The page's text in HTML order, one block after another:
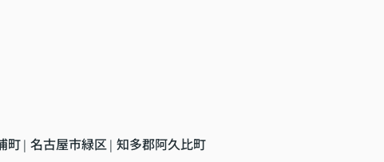
町 | 名古屋市緑区 | 知多郡阿久比町